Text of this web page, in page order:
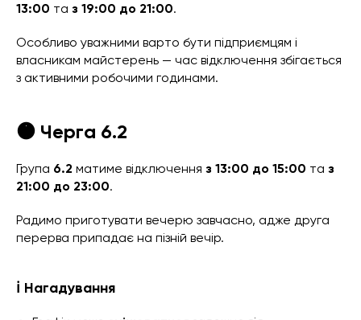
13:00 та з 19:00 до 21:00.
Особливо уважними варто бути підприємцям і
власникам майстерень — час відключення збігається
з активними робочими годинами.
🟠 Черга 6.2
Група 6.2 матиме відключення з 13:00 до 15:00 та з
21:00 до 23:00.
Радимо приготувати вечерю завчасно, адже друга
перерва припадає на пізній вечір.
ℹ️ Нагадування